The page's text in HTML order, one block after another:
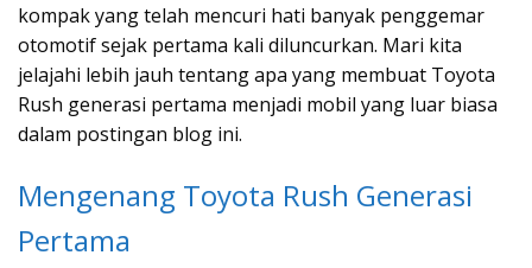
kompak yang telah mencuri hati banyak penggemar
otomotif sejak pertama kali diluncurkan. Mari kita
jelajahi lebih jauh tentang apa yang membuat Toyota
Rush generasi pertama menjadi mobil yang luar biasa
dalam postingan blog ini.
Mengenang Toyota Rush Generasi
Pertama